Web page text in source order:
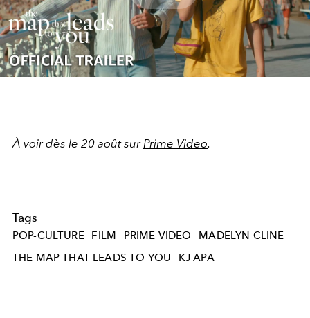
Play
Video
À voir dès le 20 août surPrime Video.
Tags
POP-CULTURE FILM PRIME VIDEO
MADELYN CLINE
THE MAP THAT LEADS TO YOU
KJ APA